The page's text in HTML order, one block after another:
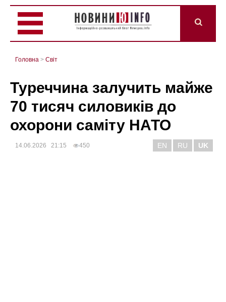
Головна > Світ
Туреччина залучить майже
70 тисяч силовиків до
охорони саміту НАТО
14.06.2026 21:15 450 EN RU UK